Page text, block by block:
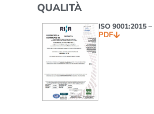
QUALITÀ
ISO 9001:2015 –
PDF